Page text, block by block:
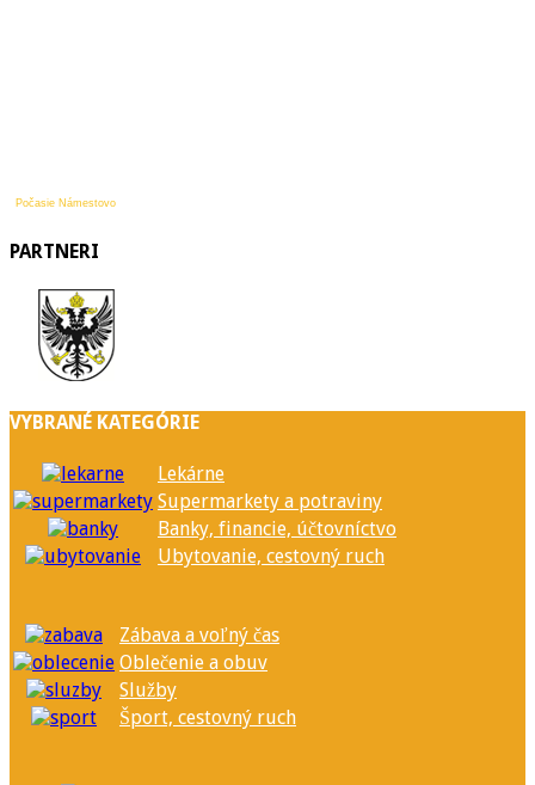
Počasie Námestovo
PARTNERI
VYBRANÉ KATEGÓRIE
Lekárne
Supermarkety a potraviny
Banky, financie, účtovníctvo
Ubytovanie, cestovný ruch
Zábava a voľný čas
Oblečenie a obuv
Služby
Šport, cestovný ruch